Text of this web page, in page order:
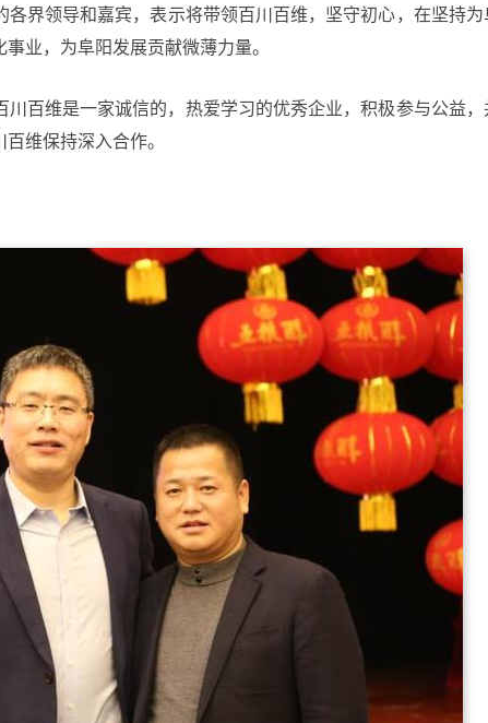
界领导和嘉宾，表示将带领百川百维，坚守初心，在坚持为
业，为阜阳发展贡献微薄力量。
百维是一家诚信的，热爱学习的优秀企业，积极参与公益，
维保持深入合作。